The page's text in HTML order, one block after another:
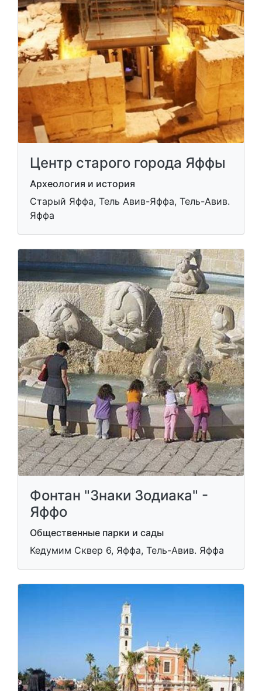
Центр старого города Яффы
Археология и история
Старый Яффа, Тель Авив-Яффа, Тель-Авив.
Яффа
Фонтан "Знаки Зодиака" -
Яффо
Общественные парки и сады
Кедумим Сквер 6, Яффа, Тель-Авив. Яффа